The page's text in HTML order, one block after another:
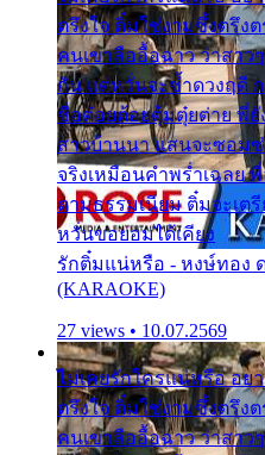
ตรึงใจ ติ๋มใช่งามซึ้งตรึง
คนเขาลืออื้อฉาว ว่าสา
กัน แต่หวั่นจะช้ำดวงฤดี
ชื่อต๋อยต้อยตุ้มตุ๋ยต่าย พี่ยั
สาวบ้านนา แสนจะซอม
จริงเหมือนคำพร่ำเฉลย
ตามธรรมเนียม ติ๋มจะเต
หวั่นขอยอมได้เคียง
รักติ๋มแน่หรือ - หงษ์ทอง
(KARAOKE)
27 views • 10.07.2569
ไม่เคยรักใครแน่หรือ อย
ตรึงใจ ติ๋มใช่งามซึ้งตรึง
คนเขาลืออื้อฉาว ว่าสา